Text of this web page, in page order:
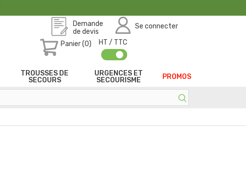
Demande
de devis
Se connecter
Panier (0) HT / TTC
TROUSSES DE
SECOURS
URGENCES ET
SECOURISME
PROMOS